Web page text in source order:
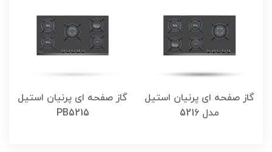
گاز صفحه ای پرنیان استیل
مدل 5216
گاز صفحه ای پرنیان استیل
PB5215